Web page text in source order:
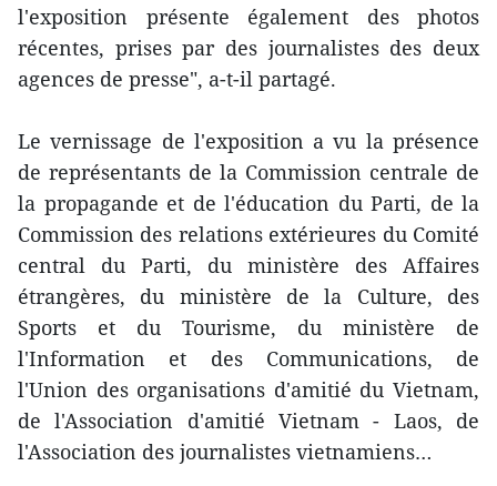
l'exposition présente également des photos
récentes, prises par des journalistes des deux
agences de presse", a-t-il partagé.
Le vernissage de l'exposition a vu la présence
de représentants de la Commission centrale de
la propagande et de l'éducation du Parti, de la
Commission des relations extérieures du Comité
central du Parti, du ministère des Affaires
étrangères, du ministère de la Culture, des
Sports et du Tourisme, du ministère de
l'Information et des Communications, de
l'Union des organisations d'amitié du Vietnam,
de l'Association d'amitié Vietnam - Laos, de
l'Association des journalistes vietnamiens…